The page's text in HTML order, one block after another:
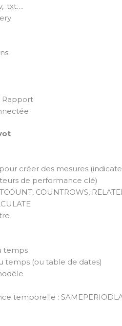
.txt….
Rapport
créer des mesures
de performance clé)
COUNTROWS,
temps
temps (ou table de dates)
temporelle :